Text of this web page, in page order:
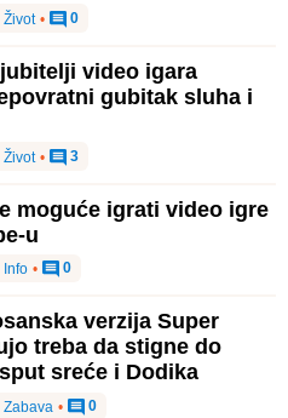
Život • 0
video igara
gubitak sluha i
Život • 3
moguće igrati video igre
u
Info • 0
verzija Super
treba da stigne do
sreće i Dodika
Zabava • 0